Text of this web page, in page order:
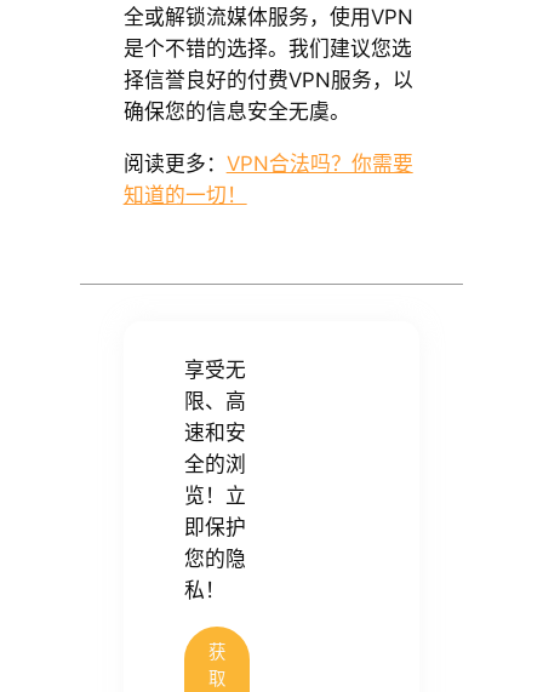
全或解锁流媒体服务，使用VPN
是个不错的选择。我们建议您选
择信誉良好的付费VPN服务，以
确保您的信息安全无虞。
阅读更多： VPN合法吗？你需要
知道的一切！
享受无
限、高
速和安
全的浏
览！立
即保护
您的隐
私！
获
取